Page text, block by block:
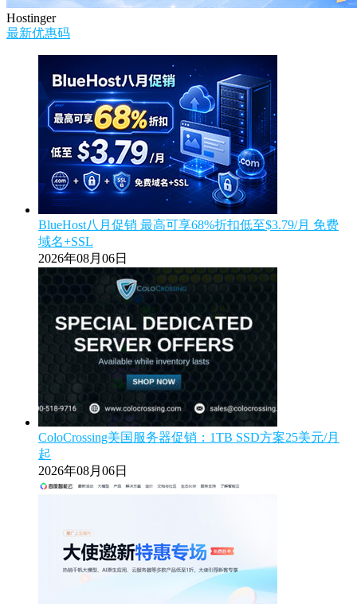
Hostinger
最新优惠码
BlueHost八月促销 最高可享68%折扣低至$3.79/月 免费
域名+SSL
2026年08月06日
ColoCrossing美国服务器促销：1TB SSD方案25美元/月
起
2026年08月06日